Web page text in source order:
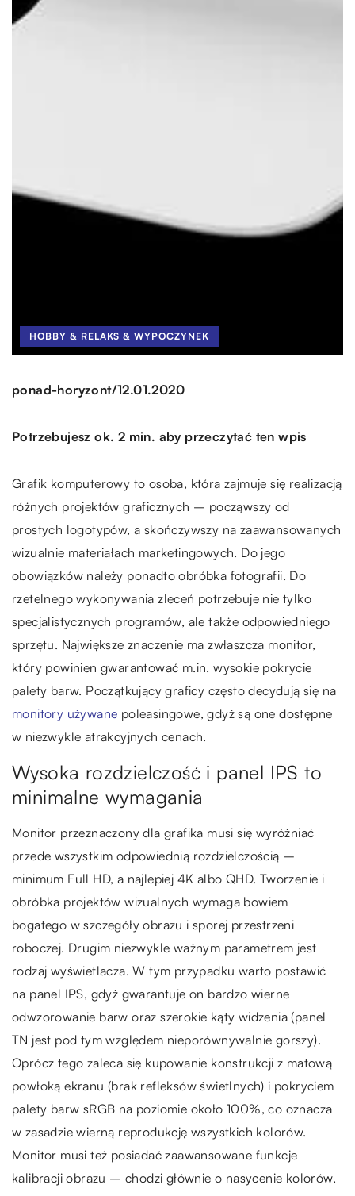
HOBBY & RELAKS & WYPOCZYNEK
ponad-horyzont/12.01.2020
Potrzebujesz ok. 2 min. aby przeczytać ten wpis
Grafik komputerowy to osoba, która zajmuje się realizacją
różnych projektów graficznych – począwszy od
prostych logotypów, a skończywszy na zaawansowanych
wizualnie materiałach marketingowych. Do jego
obowiązków należy ponadto obróbka fotografii. Do
rzetelnego wykonywania zleceń potrzebuje nie tylko
specjalistycznych programów, ale także odpowiedniego
sprzętu. Największe znaczenie ma zwłaszcza monitor,
który powinien gwarantować m.in. wysokie pokrycie
palety barw. Początkujący graficy często decydują się na
monitory używane poleasingowe, gdyż są one dostępne
w niezwykle atrakcyjnych cenach.
Wysoka rozdzielczość i panel IPS to
minimalne wymagania
Monitor przeznaczony dla grafika musi się wyróżniać
przede wszystkim odpowiednią rozdzielczością –
minimum Full HD, a najlepiej 4K albo QHD. Tworzenie i
obróbka projektów wizualnych wymaga bowiem
bogatego w szczegóły obrazu i sporej przestrzeni
roboczej. Drugim niezwykle ważnym parametrem jest
rodzaj wyświetlacza. W tym przypadku warto postawić
na panel IPS, gdyż gwarantuje on bardzo wierne
odwzorowanie barw oraz szerokie kąty widzenia (panel
TN jest pod tym względem nieporównywalnie gorszy).
Oprócz tego zaleca się kupowanie konstrukcji z matową
powłoką ekranu (brak refleksów świetlnych) i pokryciem
palety barw sRGB na poziomie około 100%, co oznacza
w zasadzie wierną reprodukcję wszystkich kolorów.
Monitor musi też posiadać zaawansowane funkcje
kalibracji obrazu – chodzi głównie o nasycenie kolorów,